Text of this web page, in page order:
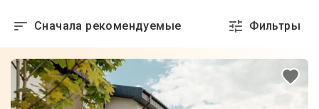
Сначала рекомендуемые Фильтры